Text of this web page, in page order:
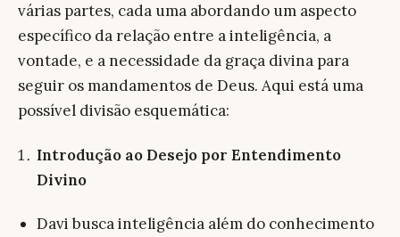
várias partes, cada uma abordando um aspecto
específico da relação entre a inteligência, a
vontade, e a necessidade da graça divina para
seguir os mandamentos de Deus. Aqui está uma
possível divisão esquemática:
Introdução ao Desejo por Entendimento
Divino
Davi busca inteligência além do conhecimento